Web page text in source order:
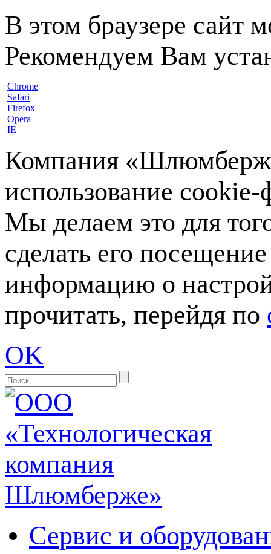
В этом браузере сайт
Рекомендуем Вам
Chrome
Safari
Firefox
Opera
IE
Компания
использование
Мы делаем это для
сделать его
информацию о
прочитать, перейдя по
OK
Сервис и